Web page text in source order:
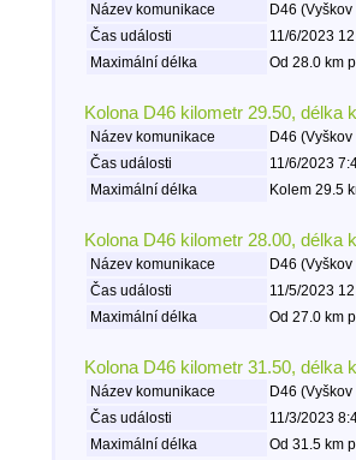
Název komunikace
D46
Čas události
11/6/2023
Maximální délka
Od 28.0 km
Kolona D46 kilometr 29.50, délka
Název komunikace
D46
Čas události
11/6/2023
Maximální délka
Kolem 29.5
Kolona D46 kilometr 28.00, délka
Název komunikace
D46
Čas události
11/5/2023
Maximální délka
Od 27.0 km
Kolona D46 kilometr 31.50, délka
Název komunikace
D46
Čas události
11/3/2023
Maximální délka
Od 31.5 km